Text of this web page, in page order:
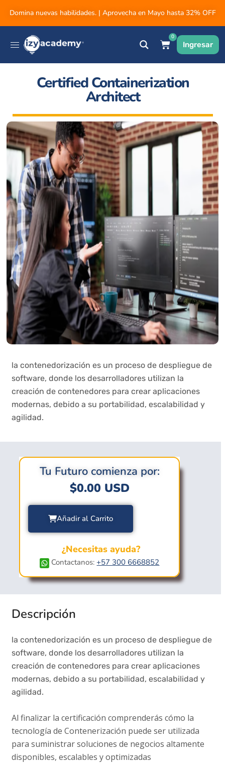
Domina nuevas habilidades. | Aprovecha en Mayo hasta 32% OFF
0
Ingresar
Certified Containerization
Architect
la contenedorización es un proceso de despliegue de
software, donde los desarrolladores utilizan la
creación de contenedores para crear aplicaciones
modernas, debido a su portabilidad, escalabilidad y
agilidad.
Tu Futuro comienza por:
$0.00 USD
Añadir al Carrito
¿Necesitas ayuda?
Contactanos:+57 300 6668852
Descripción
la contenedorización es un proceso de despliegue de
software, donde los desarrolladores utilizan la
creación de contenedores para crear aplicaciones
modernas, debido a su portabilidad, escalabilidad y
agilidad.
Al finalizar la certificación comprenderás cómo la
tecnología de Contenerización puede ser utilizada
para suministrar soluciones de negocios altamente
disponibles, escalables y optimizadas